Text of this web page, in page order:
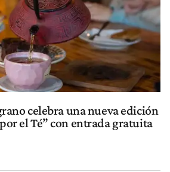
celebra una nueva edición
el Té” con entrada gratuita